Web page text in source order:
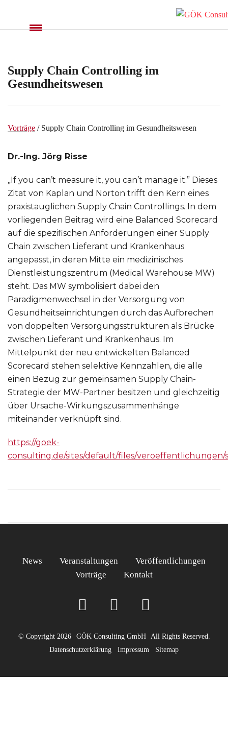
Supply Chain Controlling im
Gesundheitswesen
Vorträge / Supply Chain Controlling im Gesundheitswesen
Dr.-Ing. Jörg Risse
„If you can’t measure it, you can’t manage it.” Dieses
Zitat von Kaplan und Norton trifft den Kern eines
praxistauglichen Supply Chain Controllings. In dem
vorliegenden Beitrag wird eine Balanced Scorecard
auf die spezifischen Anforderungen einer Supply
Chain zwischen Lieferant und Krankenhaus
angepasst, in deren Mitte ein medizinisches
Dienstleistungszentrum (Medical Warehouse MW)
steht. Das MW symbolisiert dabei den
Paradigmenwechsel in der Versorgung von
Gesundheitseinrichtungen durch das Aufbrechen
von doppelten Versorgungsstrukturen als Brücke
zwischen Lieferant und Krankenhaus. Im
Mittelpunkt der neu entwickelten Balanced
Scorecard stehen selektive Kennzahlen, die alle
einen Bezug zur gemeinsamen Supply Chain-
Strategie der MW-Partner besitzen und gleichzeitig
über Ursache-Wirkungszusammenhänge
miteinander verknüpft sind.
https://goek-
consulting.de/sites/default/files/
News Veranstaltungen
Veröffentlichungen
Vorträge
Kontakt
© Copyright 2026 GÖK Consulting GmbH
All Rights Reserved.
Datenschutzerklärung
Impressum Sitemap